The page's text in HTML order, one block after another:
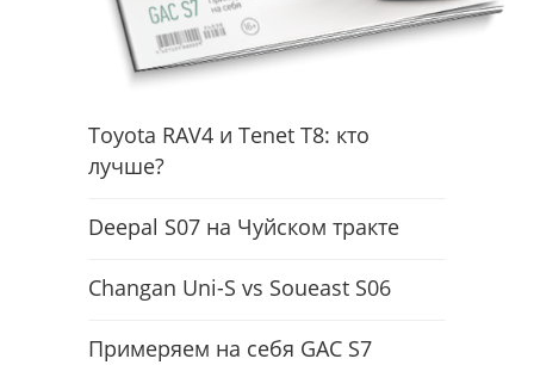
Toyota RAV4 и Tenet T8: кто
лучше?
Deepal S07 на Чуйском тракте
Changan Uni-S vs Soueast S06
Примеряем на себя GAC S7